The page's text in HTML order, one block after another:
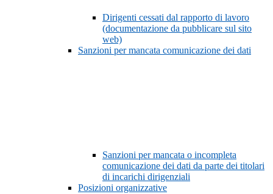
Dirigenti cessati dal rapporto di lavoro
(documentazione da pubblicare sul sito
web)
Sanzioni per mancata comunicazione dei dati
Sanzioni per mancata o incompleta
comunicazione dei dati da parte dei titolari
di incarichi dirigenziali
Posizioni organizzative